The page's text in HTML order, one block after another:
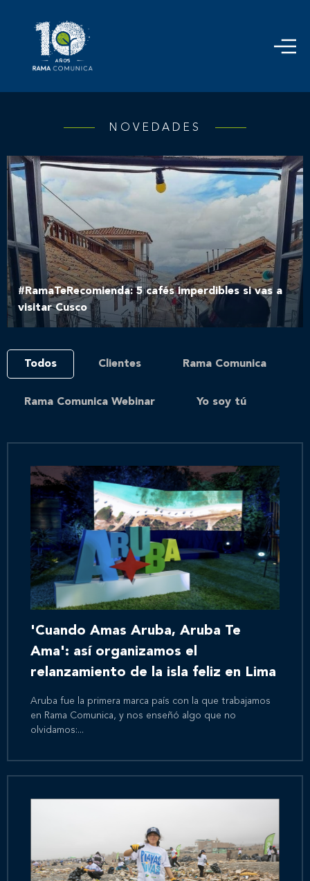
NOVEDADES
#RamaTeRecomienda: 5 cafés imperdibles si vas a
visitar Cusco
Todos Clientes Rama Comunica
Rama Comunica Webinar Yo soy tú
'Cuando Amas Aruba, Aruba Te
Ama': así organizamos el
relanzamiento de la isla feliz en Lima
Aruba fue la primera marca país con la que trabajamos
en Rama Comunica, y nos enseñó algo que no
olvidamos:...